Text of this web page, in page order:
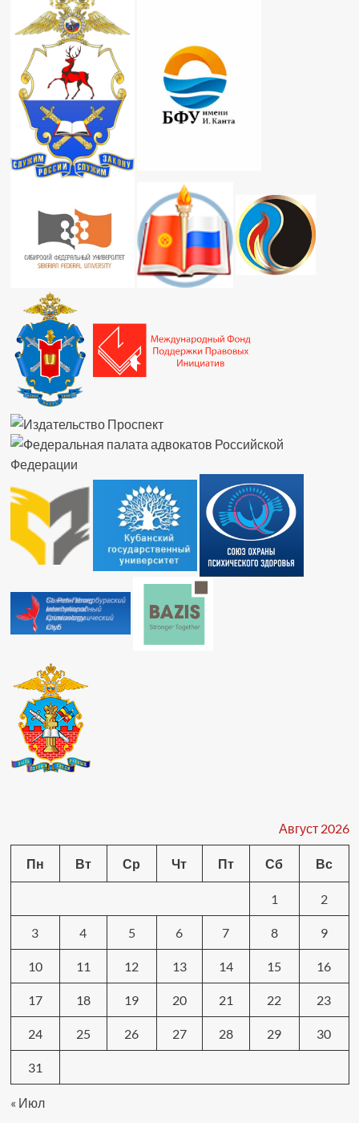
Август 2026
Пн Вт Ср Чт Пт Сб Вс
1 2
3 4 5 6 7 8 9
10 11 12 13 14 15 16
17 18 19 20 21 22 23
24 25 26 27 28 29 30
31
« Июл